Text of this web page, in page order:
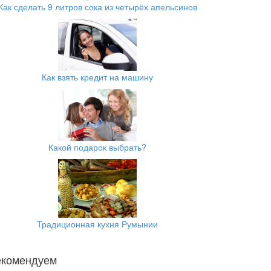
сделать 9 литров сока из четырёх апельсинов
Как взять кредит на машину
Какой подарок выбрать?
Традиционная кухня Румынии